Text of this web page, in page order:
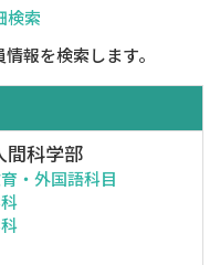
検索
報を検索します。
間科学部
・外国語科目